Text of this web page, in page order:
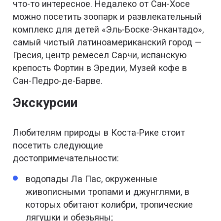
что-то интересное. Недалеко от Сан-Хосе
можно посетить зоопарк и развлекательный
комплекс для детей «Эль-Боске-Энкантадо»,
самый чистый латиноамериканский город —
Гресия, центр ремесел Сарчи, испанскую
крепость Фортин в Эредии, Музей кофе в
Сан-Педро-де-Барве.
Экскурсии
Любителям природы в Коста-Рике стоит
посетить следующие
достопримечательности:
водопады Ла Пас, окруженные
живописными тропами и джунглями, в
которых обитают колибри, тропические
лягушки и обезьяны;